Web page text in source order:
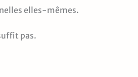
elles-mêmes.
pas.